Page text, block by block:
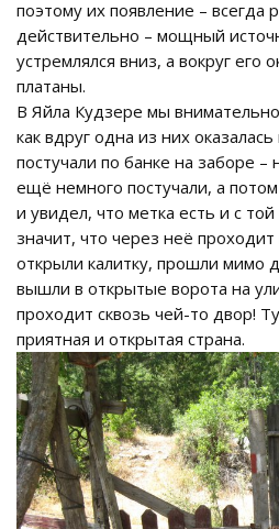
поэтому их появление – всегда
действительно – мощный
устремлялся вниз, а вокруг его
платаны.
В Яйла Кудзере мы
как вдруг одна из них
постучали по банке на заборе –
ещё немного постучали, а потом
и увидел, что метка есть и с
значит, что через неё
открыли калитку, прошли мимо
вышли в открытые ворота на
проходит сквозь чей-то двор!
приятная и открытая страна.